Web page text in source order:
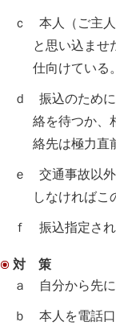
ｃ 本人（ご主人
と思い込ませ
仕向けている。
ｄ 振込のために
絡を待つか、
絡先は極力直
ｅ 交通事故以外
しなければこ
ｆ 振込指定され
対 策
ａ 自分から先に
ｂ 本人を電話口